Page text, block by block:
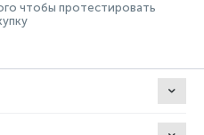
чтобы протестировать